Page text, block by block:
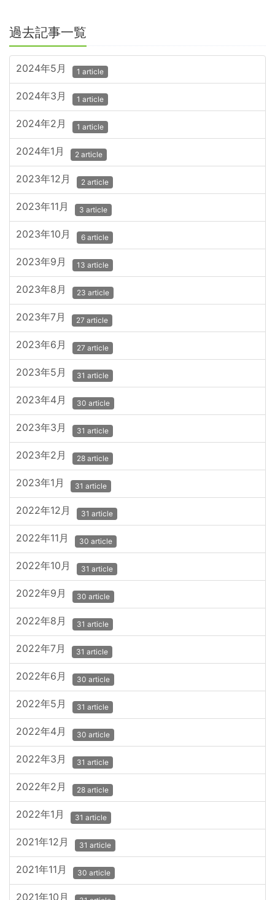
過去記事一覧
2024年5月 1 article
2024年3月 1 article
2024年2月 1 article
2024年1月 2 article
2023年12月 2 article
2023年11月 3 article
2023年10月 6 article
2023年9月 13 article
2023年8月 23 article
2023年7月 27 article
2023年6月 27 article
2023年5月 31 article
2023年4月 30 article
2023年3月 31 article
2023年2月 28 article
2023年1月 31 article
2022年12月 31 article
2022年11月 30 article
2022年10月 31 article
2022年9月 30 article
2022年8月 31 article
2022年7月 31 article
2022年6月 30 article
2022年5月 31 article
2022年4月 30 article
2022年3月 31 article
2022年2月 28 article
2022年1月 31 article
2021年12月 31 article
2021年11月 30 article
2021年10月